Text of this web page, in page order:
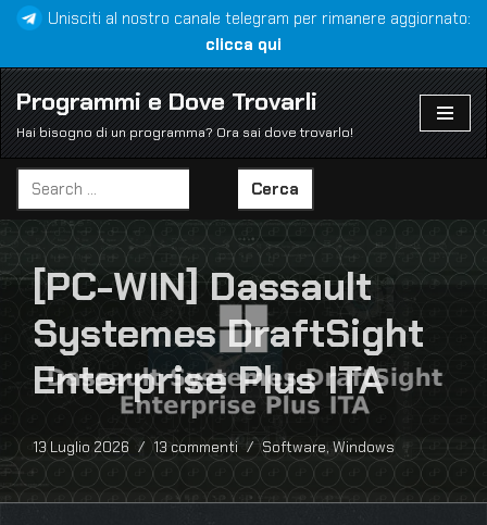
al
contenuto
Unisciti al nostro canale telegram per rimanere aggiornato:
clicca qui
Programmi e Dove Trovarli
Hai bisogno di un programma? Ora sai dove trovarlo!
Cerca
[PC-WIN] Dassault
Systemes DraftSight
Enterprise Plus ITA
13 Luglio 2026 13 commenti Software,Windows